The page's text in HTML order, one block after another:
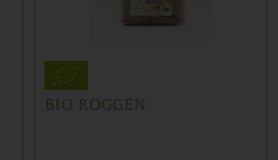
BIO ROGGEN